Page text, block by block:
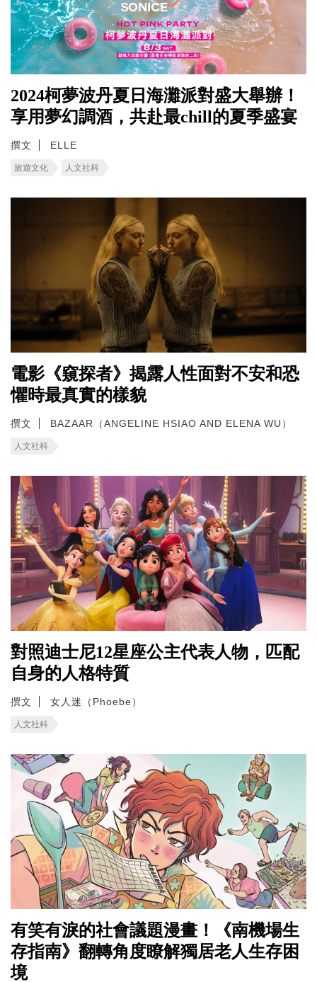
2024柯夢波丹夏日海灘派對盛大舉辦！
享用夢幻調酒，共赴最chill的夏季盛宴
撰文 ELLE
旅遊文化 人文社科
電影《窺探者》揭露人性面對不安和恐
懼時最真實的樣貌
撰文 BAZAAR（ANGELINE HSIAO AND ELENA WU）
人文社科
對照迪士尼12星座公主代表人物，匹配
自身的人格特質
撰文 女人迷（Phoebe）
人文社科
有笑有淚的社會議題漫畫！《南機場生
存指南》翻轉角度瞭解獨居老人生存困
境